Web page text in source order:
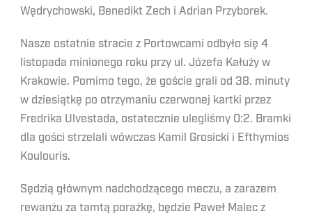
Wędrychowski, Benedikt Zech i Adrian Przyborek.
Nasze ostatnie stracie z Portowcami odbyło się 4
listopada minionego roku przy ul. Józefa Kałuży w
Krakowie. Pomimo tego, że goście grali od 38. minuty
w dziesiątkę po otrzymaniu czerwonej kartki przez
Fredrika Ulvestada, ostatecznie ulegliśmy 0:2. Bramki
dla gości strzelali wówczas Kamil Grosicki i Efthymios
Koulouris.
Sędzią głównym nadchodzącego meczu, a zarazem
rewanżu za tamtą porażkę, będzie Paweł Malec z